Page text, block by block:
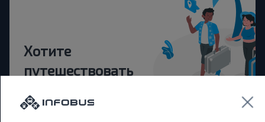
Хотите
путешествовать